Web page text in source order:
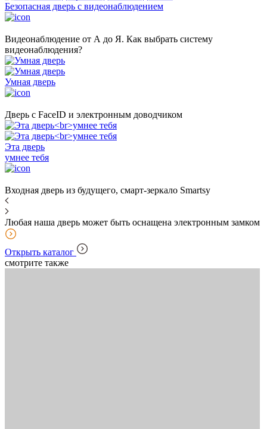
Безопасная дверь с видеонаблюдением
Видеонаблюдение от А до Я. Как выбрать систему
видеонаблюдения?
Умная дверь
Дверь с FaceID и электронным доводчиком
Эта дверь
умнее тебя
Входная дверь из будущего, смарт-зеркало Smartsy
Любая наша дверь может быть оснащена электронным замком
Открыть каталог
смотрите также